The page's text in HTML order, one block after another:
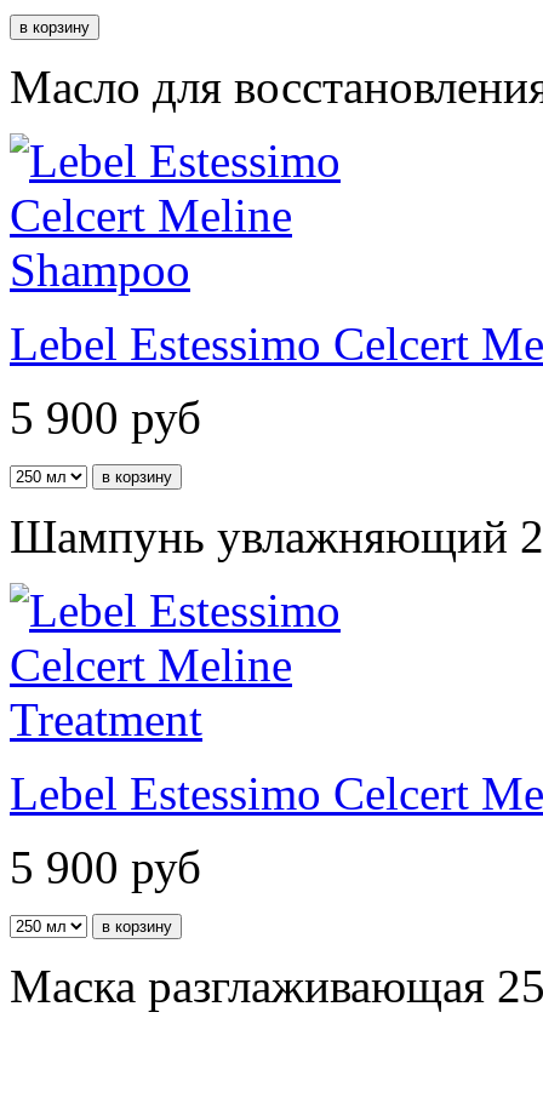
Масло для
Lebel Estessimo Celcert
5 900 руб
Шампунь увлажняющий
Lebel Estessimo Celcert
5 900 руб
Маска разглаживающая